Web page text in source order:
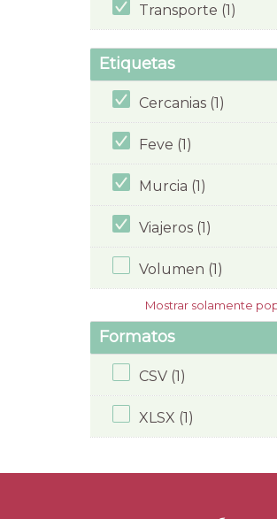
Transporte (1)
Etiquetas
Cercanias (1)
Feve (1)
Murcia (1)
Viajeros (1)
Volumen (1)
Mostrar solamente
Formatos
CSV (1)
XLSX (1)